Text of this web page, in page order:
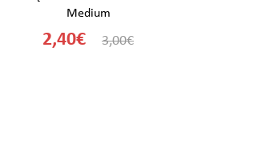
Medium
2,40€ 3,00€